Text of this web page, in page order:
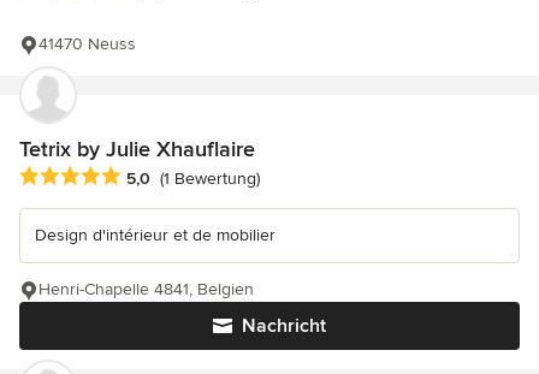
41470 Neuss
Tetrix by Julie Xhauflaire
Durchschnittliche Bewertung: 5 von 5 Sternen
5,0 (1 Bewertung)
Design d'intérieur et de mobilier
Nachricht
Henri-Chapelle 4841, Belgien